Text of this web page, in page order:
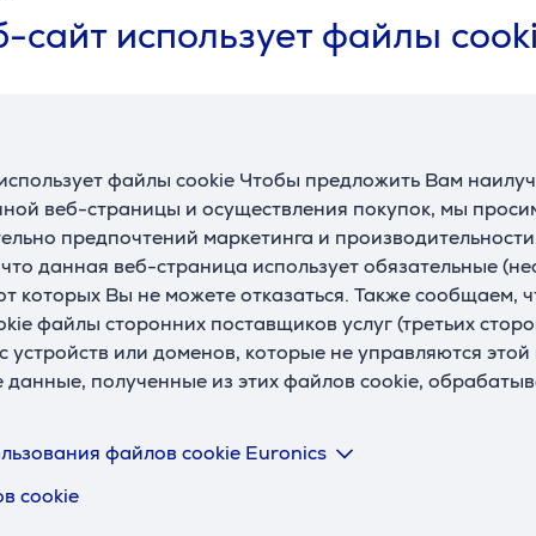
сайт использует файлы
файлы cookie Чтобы предложить Вам
веб-страницы и осуществления покупок, мы
предпочтений маркетинга и
данная веб-страница использует обязательные
которых Вы не можете отказаться. Также сообщаем,
файлы сторонних поставщиков услуг (третьих
устройств или доменов, которые не управляются
данные, полученные из этих файлов cookie,
файлов cookie Euronics
cookie
Описание
360™ на Вашей консоли
адаптер USB-C без прохождения через JBL
и акустическое присутствие, необходимые для
подключаемое через адаптер USB-C,
JBL с помощью встроенного датчика
которая дает игрокам на ПК высочайшую
на природные инстинкты. JBL
самые тихие шаги и громкие взрывы, делая
размером 50 мм обеспечивают акустические
Фирменный звук JBL создает самую реалистичную
может составлять несколько секунд. Поэтому